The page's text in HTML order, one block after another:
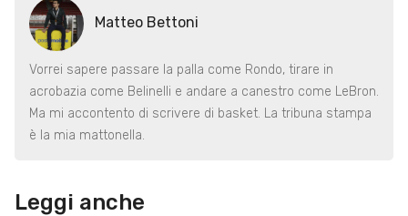
Matteo Bettoni
Vorrei sapere passare la palla come Rondo, tirare in
acrobazia come Belinelli e andare a canestro come LeBron.
Ma mi accontento di scrivere di basket. La tribuna stampa
è la mia mattonella.
Leggi anche